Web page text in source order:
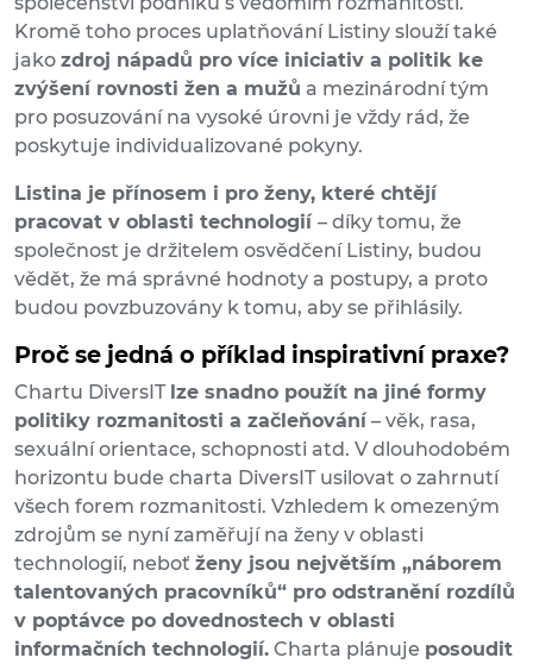
Kromě toho proces uplatňování Listiny slouží také
jako zdroj nápadů pro více iniciativ a politik ke
zvýšení rovnosti žen a mužů a mezinárodní tým
pro posuzování na vysoké úrovni je vždy rád, že
poskytuje individualizované pokyny.
Listina je přínosem i pro ženy, které chtějí
pracovat v oblasti technologií – díky tomu, že
společnost je držitelem osvědčení Listiny, budou
vědět, že má správné hodnoty a postupy, a proto
budou povzbuzovány k tomu, aby se přihlásily.
Proč se jedná o příklad inspirativní praxe?
Chartu DiversIT lze snadno použít na jiné formy
politiky rozmanitosti a začleňování– věk, rasa,
sexuální orientace, schopnosti atd. V dlouhodobém
horizontu bude charta DiversIT usilovat o zahrnutí
všech forem rozmanitosti. Vzhledem k omezeným
zdrojům se nyní zaměřují na ženy v oblasti
technologií, neboť ženy jsou největším „náborem
talentovaných pracovníků“ pro odstranění rozdílů
v poptávce po dovednostech v oblasti
informačních technologií. Charta plánuje posoudit